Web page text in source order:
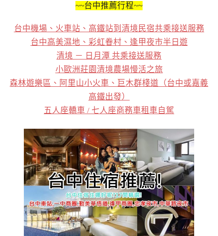
~~台中推薦行程~~
台中機場、火車站、高鐵站到清境民宿共乘接送服務
台中高美濕地、彩虹眷村、逢甲夜市半日遊
清境 － 日月潭 共乘接送服務
小歐洲莊園清境農場慢活之旅
森林遊樂區、阿里山小火車、巨木群棧道（台中或嘉義
高鐵出發）
五人座轎車 / 七人座商務車租車自駕